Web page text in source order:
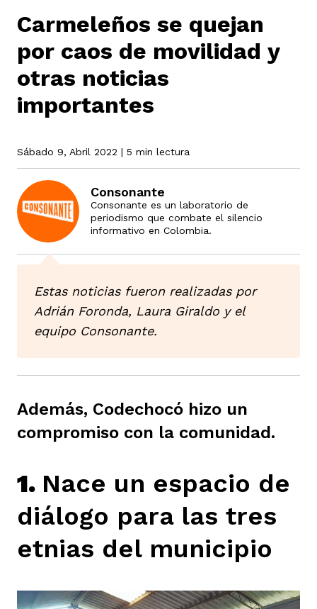
Carmeleños se quejan
por caos de movilidad y
otras noticias
importantes
Sábado 9, Abril 2022 | 5 min lectura
Consonante
Consonante es un laboratorio de
periodismo que combate el silencio
informativo en Colombia.
Estas noticias fueron realizadas por
Adrián Foronda, Laura Giraldo y el
equipo Consonante.
Además, Codechocó hizo un
compromiso con la comunidad.
1. Nace un espacio de
diálogo para las tres
etnias del municipio
de Atrato
armado
país
Codazzi
Consonante
fórmula
principios
equipo